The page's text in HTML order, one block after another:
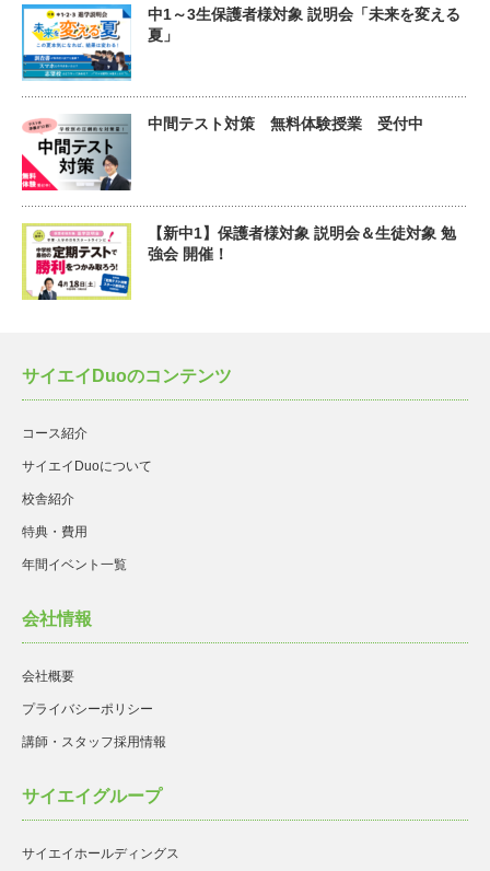
中1～3生保護者様対象 説明会「未来を変える
夏」
中間テスト対策 無料体験授業 受付中
【新中1】保護者様対象 説明会＆生徒対象 勉
強会 開催！
サイエイDuoのコンテンツ
コース紹介
サイエイDuoについて
校舎紹介
特典・費用
年間イベント一覧
会社情報
会社概要
プライバシーポリシー
講師・スタッフ採用情報
サイエイグループ
サイエイホールディングス